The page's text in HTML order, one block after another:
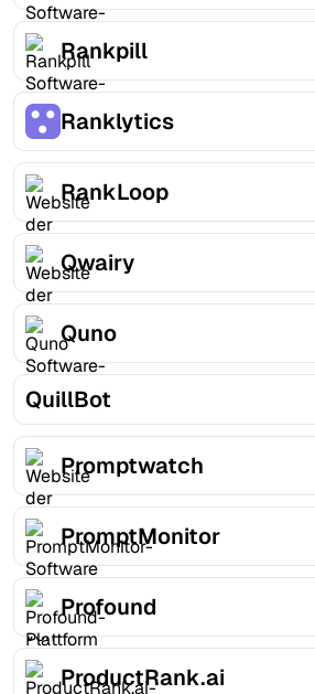
Rankpill
Ranklytics
RankLoop
Qwairy
Quno
QuillBot
Promptwatch
PromptMonitor
Profound
ProductRank.ai